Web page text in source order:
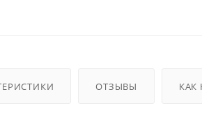
ОТЗЫВЫ КАК